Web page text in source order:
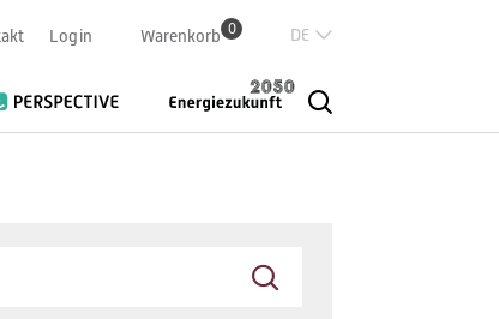
Login Warenkorb 0
English